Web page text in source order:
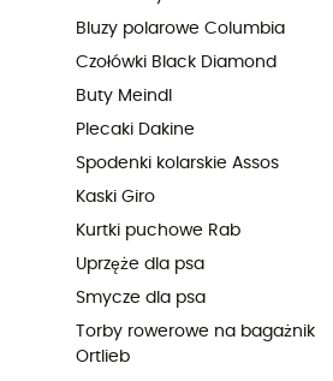
Bluzy polarowe Columbia
Czołówki Black Diamond
Buty Meindl
Plecaki Dakine
Spodenki kolarskie Assos
Kaski Giro
Kurtki puchowe Rab
Uprzęże dla psa
Smycze dla psa
Torby rowerowe na bagażnik
Ortlieb